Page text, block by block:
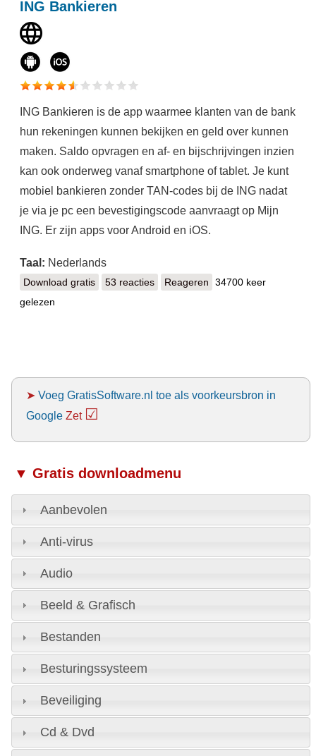
ING Bankieren
ING Bankieren is de app waarmee klanten van de bank
hun rekeningen kunnen bekijken en geld over kunnen
maken. Saldo opvragen en af- en bijschrijvingen inzien
kan ook onderweg vanaf smartphone of tablet. Je kunt
mobiel bankieren zonder TAN-codes bij de ING nadat
je via je pc een bevestigingscode aanvraagt op Mijn
ING. Er zijn apps voor Android en iOS.
Taal: Nederlands
Download gratisING Bankieren
53 reacties Reageren
34700 keer
gelezen
➤ Voeg GratisSoftware.nl toe als voorkeursbron in
Google Zet ☑
▼ Gratis downloadmenu
Aanbevolen
Anti-virus
Audio
Beeld & Grafisch
Bestanden
Besturingssysteem
Beveiliging
Cd & Dvd